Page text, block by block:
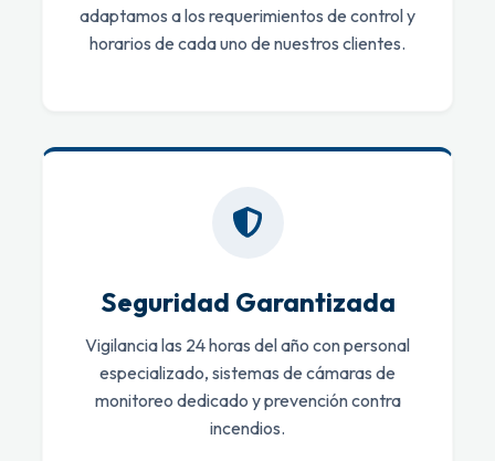
adaptamos a los requerimientos de control y
horarios de cada uno de nuestros clientes.
Seguridad Garantizada
Vigilancia las 24 horas del año con personal
especializado, sistemas de cámaras de
monitoreo dedicado y prevención contra
incendios.